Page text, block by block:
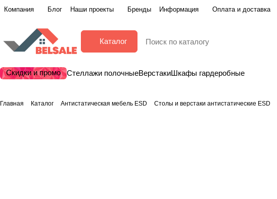
Компания Блог Наши проекты Бренды Информация Оплата и доставка
Каталог
Скидки и промо Стеллажи полочныеВерстакиШкафы гардеробные
Главная Каталог Антистатическая мебель ESD Столы и верстаки антистатические ESD